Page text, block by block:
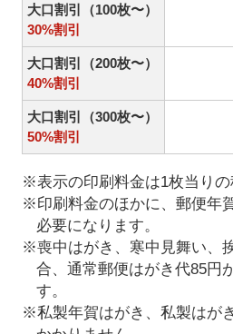
大口割引（100枚〜）
30%割引
大口割引（200枚〜）
40%割引
大口割引（300枚〜）
50%割引
※表示の印刷料金は1枚当りの
※印刷料金のほかに、郵便年
必要になります。
※喪中はがき、寒中見舞い、
合、通常郵便はがき代85円
す。
※私製年賀はがき、私製はが